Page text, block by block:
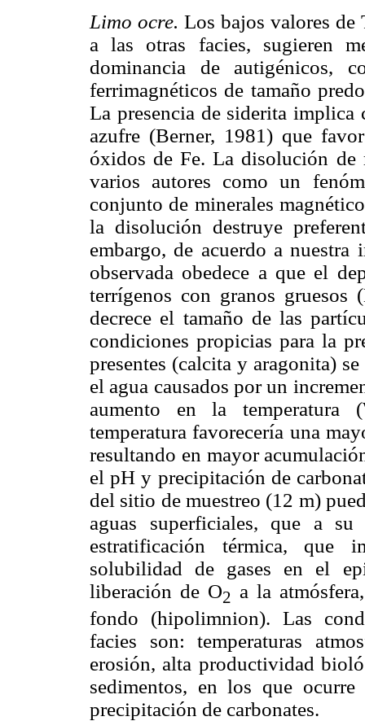
Limo ocre. Los bajos valores de
a las otras facies, sugieren
dominancia de autigénicos,
ferrimagnéticos de tamaño
La presencia de siderita implica
azufre (Berner, 1981) que
óxidos de Fe. La disolución de
varios autores como un
conjunto de minerales
la disolución destruye
embargo, de acuerdo a
observada obedece a que el
terrígenos con granos
decrece el tamaño de las
condiciones propicias para la
presentes (calcita y aragonita)
el agua causados por un
aumento en la temperatura
temperatura favorecería una
resultando en mayor
el pH y precipitación de
del sitio de muestreo (12 m)
aguas superficiales, que a
estratificación térmica,
solubilidad de gases en el
liberación de O2 a la
fondo (hipolimnion). Las
facies son: temperaturas
erosión, alta productividad
sedimentos, en los que
precipitación de carbonates.